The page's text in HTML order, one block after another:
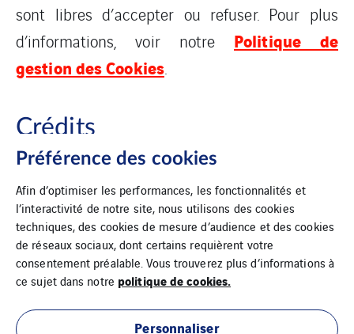
sont libres d’accepter ou refuser. Pour plus
d’informations, voir notre Politique de
gestion des Cookies.
Crédits
Conseil et rédaction des contenus :Laura
Esnault.
Préférence des cookies
Afin d’optimiser les performances, les fonctionnalités et
l’interactivité de notre site, nous utilisons des cookies
techniques, des cookies de mesure d’audience et des cookies
de réseaux sociaux, dont certains requièrent votre
consentement préalable. Vous trouverez plus d’informations à
ce sujet dans notre politique de cookies.
Personnaliser